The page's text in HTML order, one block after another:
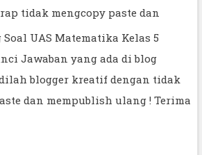
tidak mengcopy paste dan
UAS Matematika Kelas 5
Jawaban yang ada di blog
blogger kreatif dengan tidak
dan mempublish ulang ! Terima